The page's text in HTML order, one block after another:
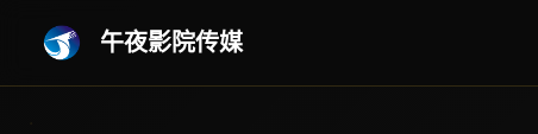
午夜影院传媒